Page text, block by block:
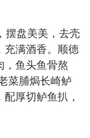
盘美美，去壳
充满酒香。顺德
，鱼头鱼骨熬
菜脯焗长崎鲈
厚切鲈鱼扒，